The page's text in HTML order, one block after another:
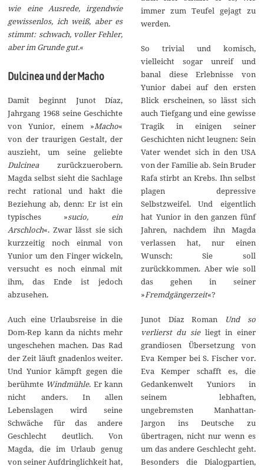
wie eine Ausrede, irgendwie
gewissenlos, ich weiß, aber es
stimmt: schwach, voller Fehler,
aber im Grunde gut.«
Dulcinea und der Macho
Damit beginnt Junot Díaz,
Jahrgang 1968 seine Geschichte
von Yunior, einem »Macho«
von der traurigen Gestalt, der
auszieht, um seine geliebte
Dulcineazurückzuerobern.
Magda selbst sieht die Sachlage
recht rational und hakt die
Beziehung ab, denn: Er ist ein
typisches »sucio, ein
Arschloch«. Zwar lässt sie sich
kurzzeitig noch einmal von
Yunior um den Finger wickeln,
versucht es noch einmal mit
ihm, das Ende ist jedoch
abzusehen.
Auch eine Urlaubsreise in die
Dom-Rep kann da nichts mehr
ungeschehen machen. Das Rad
der Zeit läuft gnadenlos weiter.
Und Yunior kämpft gegen die
berühmte Windmühle. Er kann
nicht anders. In allen
Lebenslagen wird seine
Schwäche für das andere
Geschlecht deutlich. Von
Magda, die im Urlaub genug
von seiner Aufdringlichkeit hat,
immer zum Teufel gejagt zu
werden.
So trivial und komisch,
vielleicht sogar unreif und
banal diese Erlebnisse von
Yunior dabei auf den ersten
Blick erscheinen, so lässt sich
auch Tiefgang und eine gewisse
Tragik in einigen seiner
Geschichten nicht leugnen: Sein
Vater wendet sich in den USA
von der Familie ab. Sein Bruder
Rafa stirbt an Krebs. Ihn selbst
plagen depressive
Selbstzweifel. Und eigentlich
hat Yunior in den ganzen fünf
Jahren, nachdem ihn Magda
verlassen hat, nur einen
Wunsch: Sie soll
zurückkommen. Aber wie soll
das gehen in seiner
»Fremdgängerzeit«?
Junot Díaz Roman
Und so
verlierst du sieliegt in einer
grandiosen Übersetzung von
Eva Kemper bei S. Fischer vor.
Eva Kemper schafft es, die
Gedankenwelt Yuniors in
seinem lebhaften,
ungebremsten Manhattan-
Jargon ins Deutsche zu
übertragen, nicht nur wenn es
um das andere Geschlecht geht.
Besonders die Dialogpartien,